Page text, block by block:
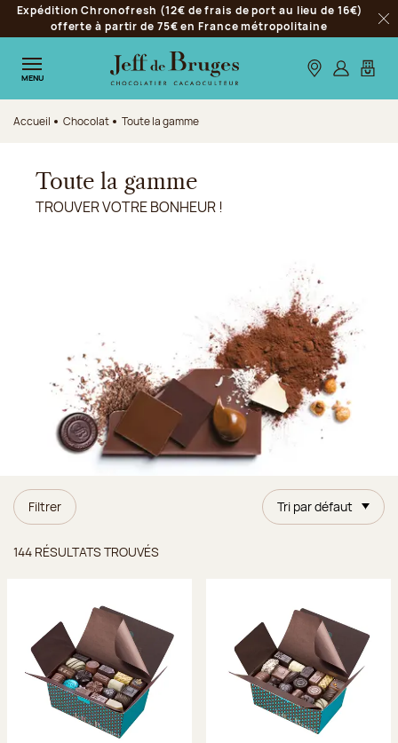
Aller à la navigation
Aller au contenu principal
Aller au pied de page
Expédition Chronofresh (12€ de frais de port au lieu de 16€)
offerte à partir de 75€ en France métropolitaine
MENU Nos boutiques
S’identifier
Mon
Accueil Chocolat Toute la gamme
Toute la gamme
TROUVER VOTRE BONHEUR !
Filtrer Tri par défaut
144 RÉSULTATS TROUVÉS